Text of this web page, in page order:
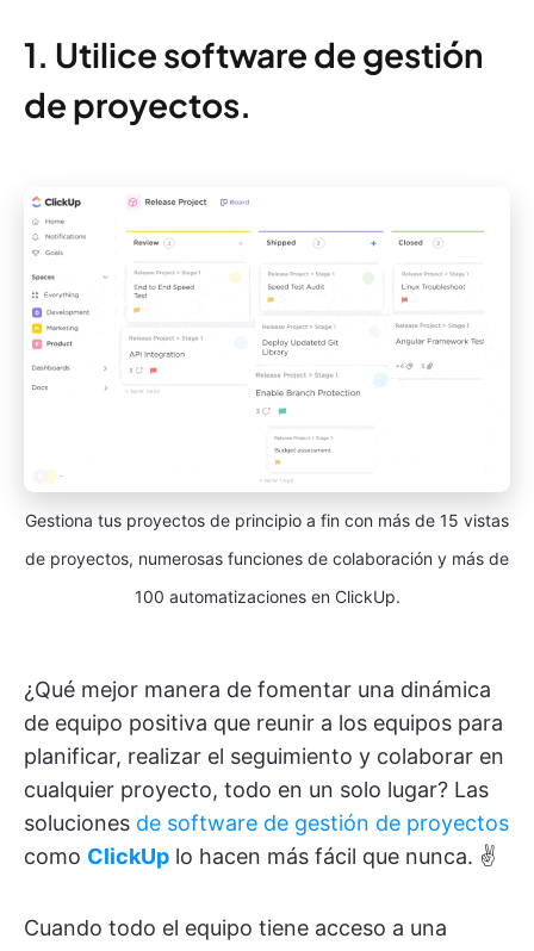
1. Utilice software de gestión
de proyectos.
Gestiona tus proyectos de principio a fin con más de 15 vistas
de proyectos, numerosas funciones de colaboración y más de
100 automatizaciones en ClickUp.
¿Qué mejor manera de fomentar una dinámica
de equipo positiva que reunir a los equipos para
planificar, realizar el seguimiento y colaborar en
cualquier proyecto, todo en un solo lugar? Las
soluciones de software de gestión de proyectos
como ClickUp lo hacen más fácil que nunca. ✌️
Cuando todo el equipo tiene acceso a una